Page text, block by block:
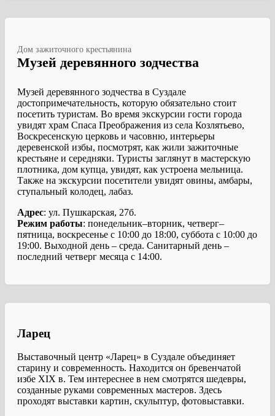
Дом зажиточного крестьянина
Музей деревянного зодчества
Музей деревянного зодчества в Суздале
достопримечательность, которую обязательно стоит
посетить туристам. Во время экскурсии гости города
увидят храм Спаса Преображения из села Козлятьево,
Воскресенскую церковь и часовню, интерьеры
деревенской избы, посмотрят, как жили зажиточные
крестьяне и середняки. Туристы заглянут в мастерскую
плотника, дом купца, увидят, как устроена мельница.
Также на экскурсии посетители увидят овины, амбары,
ступальный колодец, лабаз.
Адрес: ул. Пушкарская, 27б.
Режим работы: понедельник–вторник, четверг–
пятница, воскресенье с 10:00 до 18:00, суббота с 10:00 до
19:00. Выходной день – среда. Санитарный день –
последний четверг месяца с 14:00.
Ларец
Выставочный центр «Ларец» в Суздале объединяет
старину и современность. Находится он бревенчатой
избе XIX в. Тем интереснее в нем смотрятся шедевры,
созданные руками современных мастеров. Здесь
проходят выставки картин, скульптур, фотовыставки.